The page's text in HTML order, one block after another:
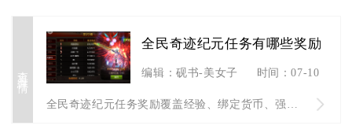
查看详情
全民奇迹纪元任务有哪些奖励
编辑：砚书-美女子 时间：07-10
全民奇迹纪元任务奖励覆盖经验、绑定货币、强化宝石、纪元专属纪...